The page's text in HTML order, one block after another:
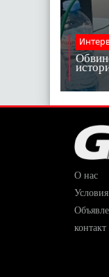
О нас
контакт